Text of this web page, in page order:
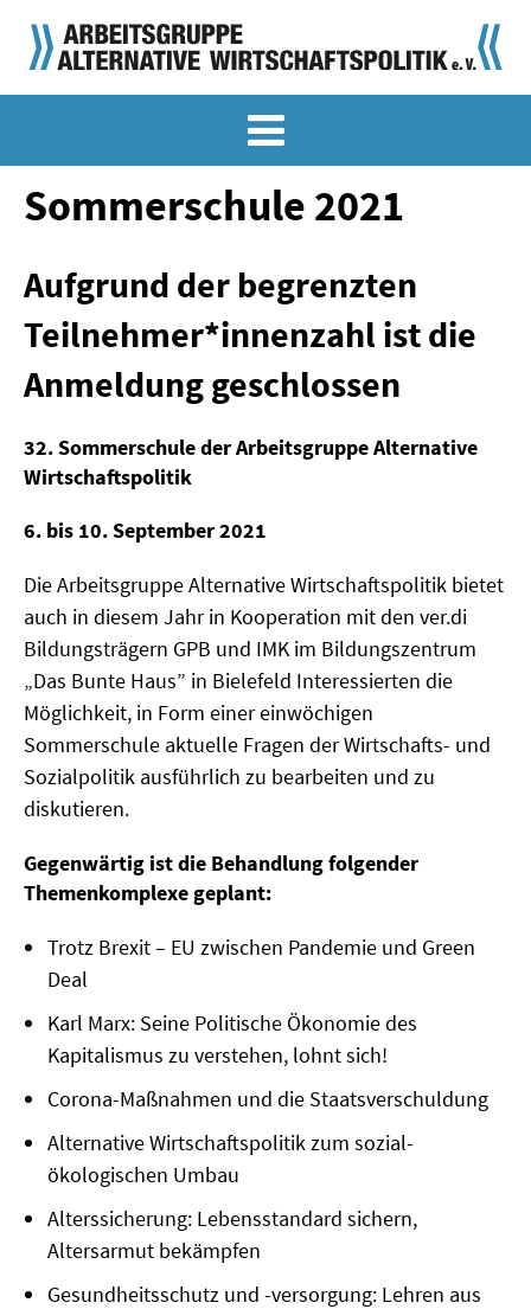
KLASSIKER
SONDERVERÖFFENTLICHUNGEN
LANGFASSUNGEN ZU DEN MEMORANDEN
MATERIALIEN
MEMO-FORUM
SOMMERSCHULE
SOMMERSCHULE 2025
SOMMERSCHULE 2024
SOMMERSCHULE 2022
SOMMERSCHULE 2021
SOMMERSCHULE 2019
SOMMERSCHULE 2018
SOMMERSCHULE 2017
SOMMERSCHULE 2016
Sommerschule 2021
Aufgrund der begrenzten
Teilnehmer*innenzahl ist die
Anmeldung geschlossen
32. Sommerschule der Arbeitsgruppe Alternative
Wirtschaftspolitik
6. bis 10. September 2021
Die Arbeitsgruppe Alternative Wirtschaftspolitik bietet
auch in diesem Jahr in Kooperation mit den ver.di
Bildungsträgern GPB und IMK im Bildungszentrum
„Das Bunte Haus” in Bielefeld Interessierten die
Möglichkeit, in Form einer einwöchigen
Sommerschule aktuelle Fragen der Wirtschafts- und
Sozialpolitik ausführlich zu bearbeiten und zu
diskutieren.
Gegenwärtig ist die Behandlung folgender
Themenkomplexe geplant:
Trotz Brexit – EU zwischen Pandemie und Green
Deal
Karl Marx: Seine Politische Ökonomie des
Kapitalismus zu verstehen, lohnt sich!
Corona-Maßnahmen und die Staatsverschuldung
Alternative Wirtschaftspolitik zum sozial-
ökologischen Umbau
Alterssicherung: Lebensstandard sichern,
Altersarmut bekämpfen
Gesundheitsschutz und -versorgung: Lehren aus